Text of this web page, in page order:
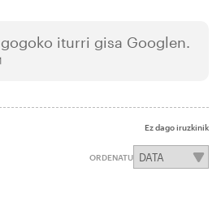
gogoko iturri gisa Googlen.
Ez dago iruzkinik
ORDENATU